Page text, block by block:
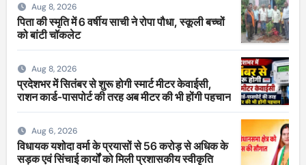
Aug 8, 2026
पिता की स्मृति में 6 वर्षीय साची ने रोपा पौधा, स्कूली बच्चों
को बांटी चॉकलेट
Aug 8, 2026
प्रदेशभर में सितंबर से शुरू होगी स्मार्ट मीटर केवाईसी,
राशन कार्ड-पासपोर्ट की तरह अब मीटर की भी होंगी पहचान
Aug 6, 2026
विधायक यशोदा वर्मा के प्रयासों से 56 करोड़ से अधिक के
सड़क एवं सिंचाई कार्यों को मिली प्रशासकीय स्वीकृति